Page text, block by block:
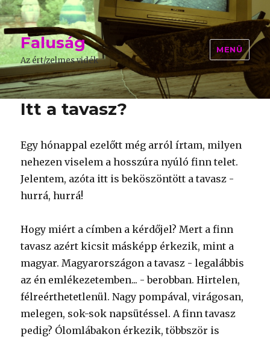
Faluság
Az ért/zelmes vidék
MENÜ
Itt a tavasz?
Egy hónappal ezelőtt még arról írtam, milyen
nehezen viselem a hosszúra nyúló finn telet.
Jelentem, azóta itt is beköszöntött a tavasz -
hurrá, hurrá!
Hogy miért a címben a kérdőjel? Mert a finn
tavasz azért kicsit másképp érkezik, mint a
magyar. Magyarországon a tavasz - legalábbis
az én emlékezetemben... - berobban. Hirtelen,
félreérthetetlenül. Nagy pompával, virágosan,
melegen, sok-sok napsütéssel. A finn tavasz
pedig? Ólomlábakon érkezik, többször is